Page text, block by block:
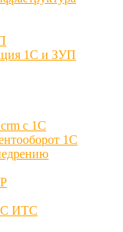
1С и ЗУП
с 1C
1С
ИТС